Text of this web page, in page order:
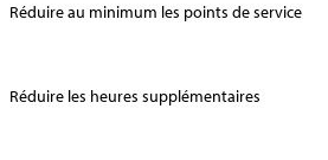
Réduire au minimum les points de service
Réduire les heures supplémentaires